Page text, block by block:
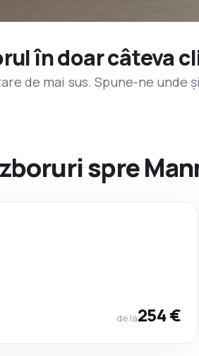
în doar câteva
de mai sus. Spune-ne unde
spre
de la254 €